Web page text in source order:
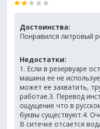
Достоинства:
Понравился литровый
Недостатки:
1. Если в резервуаре
машина ее не
может ее захватить,
работае.3. Перевод
ощущение что в
буквы существуют.4.
В ситечке отсается